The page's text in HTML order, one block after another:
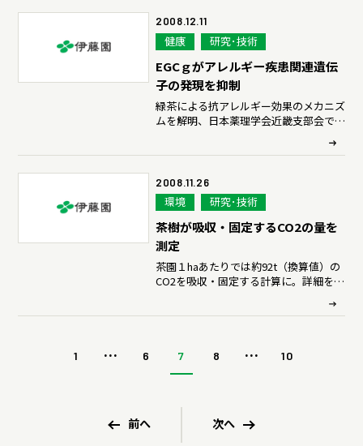
2008.12.11
健康 研究･技術
EGCｇがアレルギー疾患関連遺伝
子の発現を抑制
緑茶による抗アレルギー効果のメカニズ
ムを解明、日本薬理学会近畿支部会で発
2008.11.26
環境 研究･技術
茶樹が吸収・固定するCO2の量を
測定
茶園１haあたりでは約92t（換算値）の
CO2を吸収・固定する計算に。詳細を茶
1
前へ
... 6 7 8 ...
次へ
10